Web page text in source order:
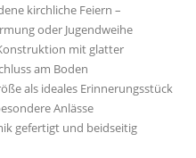
kirchliche Feiern –
oder Jugendweihe
mit glatter
am Boden
als ideales Erinnerungsstück
Anlässe
gefertigt und beidseitig